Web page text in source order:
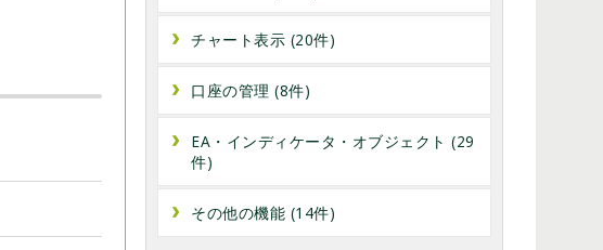
チャート表示 (20件)
口座の管理 (8件)
EA・インディケータ・オブジェクト (29
件)
その他の機能 (14件)